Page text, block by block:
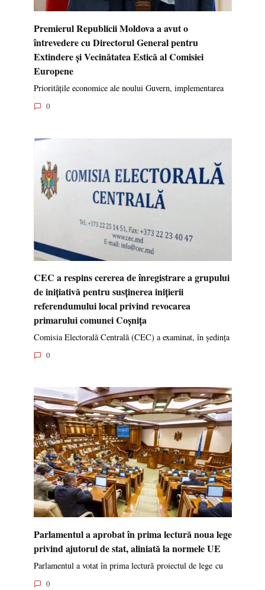
Premierul Republicii Moldova a avut o
întrevedere cu Directorul General pentru
Extindere și Vecinătatea Estică al Comisiei
Europene
Prioritățile economice ale noului Guvern, implementarea
0
CEC a respins cererea de înregistrare a grupului
de inițiativă pentru susținerea inițierii
referendumului local privind revocarea
primarului comunei Coșnița
Comisia Electorală Centrală (CEC) a examinat, în ședința
0
Parlamentul a aprobat în prima lectură noua lege
privind ajutorul de stat, aliniată la normele UE
Parlamentul a votat în prima lectură proiectul de lege cu
0